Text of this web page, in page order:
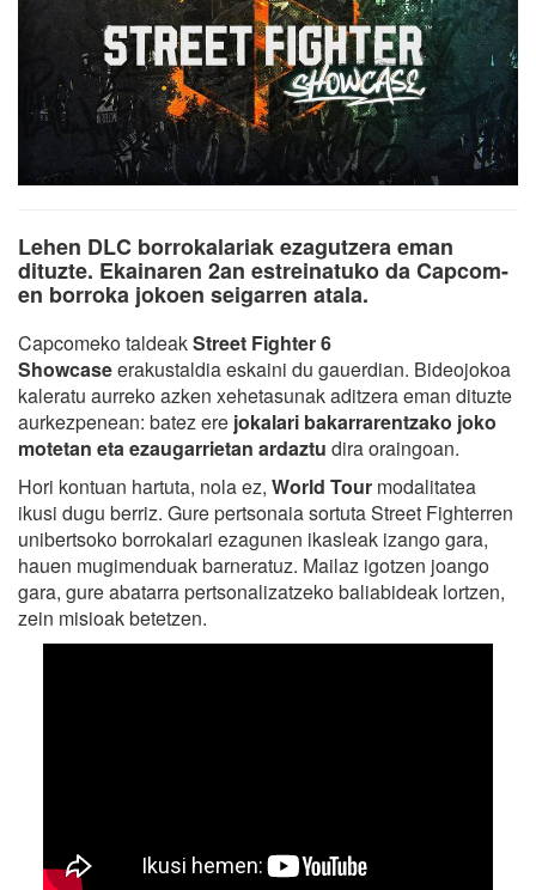
Lehen DLC borrokalariak ezagutzera eman
dituzte. Ekainaren 2an estreinatuko da Capcom-
en borroka jokoen seigarren atala.
Capcomeko taldeakStreet Fighter 6
Showcaseerakustaldia eskaini du gauerdian. Bideojokoa
kaleratu aurreko azken xehetasunak aditzera eman dituzte
aurkezpenean: batez ere jokalari bakarrarentzako joko
motetan eta ezaugarrietan ardaztu dira oraingoan.
Hori kontuan hartuta, nola ez, World Tour modalitatea
ikusi dugu berriz. Gure pertsonaia sortuta Street Fighterren
unibertsoko borrokalari ezagunen ikasleak izango gara,
hauen mugimenduak barneratuz. Mailaz igotzen joango
gara, gure abatarra pertsonalizatzeko baliabideak lortzen,
zein misioak betetzen.